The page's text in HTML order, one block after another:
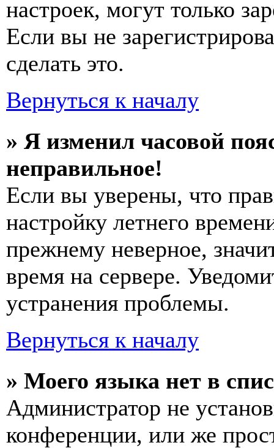
настроек, могут только
Если вы не
сделать это.
Вернуться к началу
» Я изменил часовой
неправильное!
Если вы уверены, что
настройку летнего
прежнему неверное,
время на сервере.
устранения проблемы.
Вернуться к началу
» Моего языка нет в
Администратор не
конференции, или же